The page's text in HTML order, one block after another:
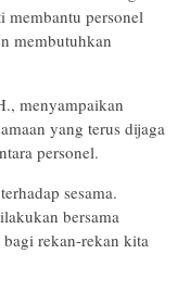
membantu personel
membutuhkan
menyampaikan
yang terus dijaga
personel.
sesama.
bersama
rekan-rekan kita